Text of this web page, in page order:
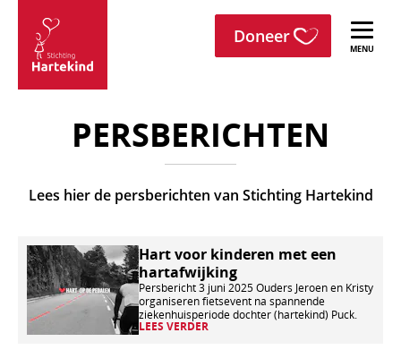
Sla navigatie over
Stichting
Hartekind
Doneer menu
PERSBERICHTEN
Lees hier de persberichten van Stichting Hartekind
Hart voor kinderen met een
hartafwijking
Persbericht 3 juni 2025 Ouders Jeroen en Kristy
organiseren fietsevent na spannende
ziekenhuisperiode dochter (hartekind) Puck.
LEES VERDER
Lees
verder